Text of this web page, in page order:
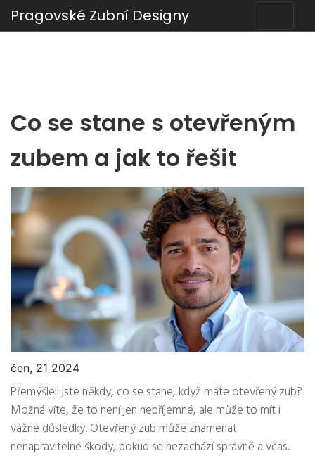
Pragovské Zubní Designy
Co se stane s otevřeným
zubem a jak to řešit
čen, 21 2024
Přemýšleli jste někdy, co se stane, když máte otevřený zub?
Možná víte, že to není jen nepříjemné, ale může to mít i
vážné důsledky. Otevřený zub může znamenat
nenapravitelné škody, pokud se nezachází správně a včas.